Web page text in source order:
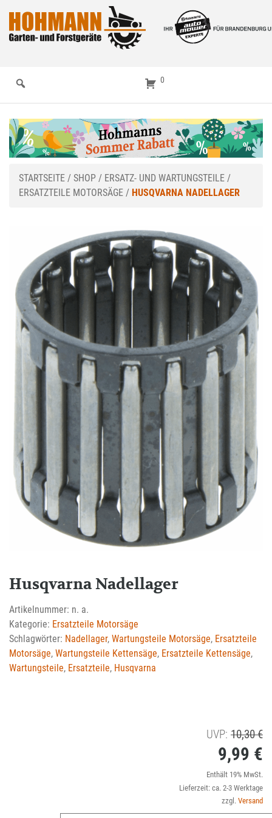
0
STARTSEITE / SHOP / ERSATZ- UND WARTUNGSTEILE /
ERSATZTEILE MOTORSÄGE / HUSQVARNA NADELLAGER
Husqvarna Nadellager
Artikelnummer: n. a.
Kategorie: Ersatzteile Motorsäge
Schlagwörter: Nadellager, Wartungsteile Motorsäge, Ersatzteile
Motorsäge, Wartungsteile Kettensäge, Ersatzteile Kettensäge,
Wartungsteile, Ersatzteile, Husqvarna
UVP: 10,30€
9,99 €
Enthält 19% MwSt.
Lieferzeit: ca. 2-3 Werktage
zzgl. Versand